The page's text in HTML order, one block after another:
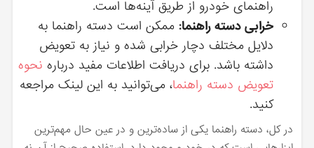
راهنمای خودرو از طریق آینه‌ها است.
خرابی دسته راهنما: ممکن است دسته راهنما به
دلایل مختلف دچار خرابی شده و نیاز به تعویض
داشته باشد. برای دریافت اطلاعات مفید درباره نحوه
تعویض دسته راهنما، می‌توانید به این لینک مراجعه
کنید.
در کل، دسته راهنما یکی از ساده‌ترین و در عین حال مهم‌ترین